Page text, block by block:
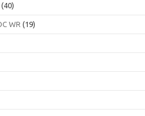
(40)
WR (19)